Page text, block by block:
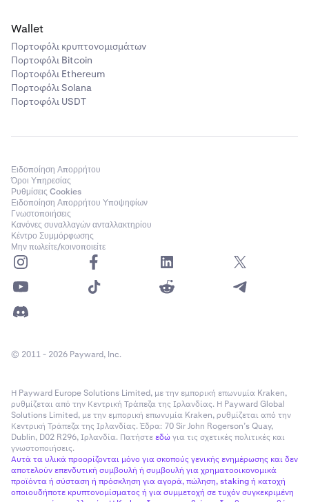
Μετά το κλείσιμο, θα επιστρέψετε στην κύρια σελίδα του
Kraken. Τα υπόλοιπα του πορτοφολιού δεν θα
εμφανίζονται πλέον στον λογαριασμό σας.
Wallet
Πορτοφόλι κρυπτονομισμάτων
Πορτοφόλι Bitcoin
Πορτοφόλι Ethereum
Πορτοφόλι Solana
Πορτοφόλι USDT
Ειδοποίηση Απορρήτου
Όροι Υπηρεσίας
Ρυθμίσεις Cookies
Ειδοποίηση Απορρήτου Υποψηφίων
Γνωστοποιήσεις
Κανόνες συναλλαγών ανταλλακτηρίου
Κέντρο Συμμόρφωσης
Μην πωλείτε/κοινοποιείτε
© 2011 - 2026 Payward, Inc.
Η Payward Europe Solutions Limited, με την εμπορική επωνυμία Kraken,
ρυθμίζεται από την Κεντρική Τράπεζα της Ιρλανδίας. Η Payward Global
Solutions Limited, με την εμπορική επωνυμία Kraken, ρυθμίζεται από την
Κεντρική Τράπεζα της Ιρλανδίας. Έδρα: 70 Sir John Rogerson’s Quay,
Dublin, D02 R296, Ιρλανδία. Πατήστεεδώγια τις σχετικές πολιτικές και
γνωστοποιήσεις.
Αυτά τα υλικά προορίζονται μόνο για σκοπούς γενικής ενημέρωσης και δεν
αποτελούν επενδυτική συμβουλή ή συμβουλή για χρηματοοικονομικά
προϊόντα ή σύσταση ή πρόσκληση για αγορά, πώληση, staking ή κατοχή
οποιουδήποτε κρυπτονομίσματος ή για συμμετοχή σε τυχόν συγκεκριμένη